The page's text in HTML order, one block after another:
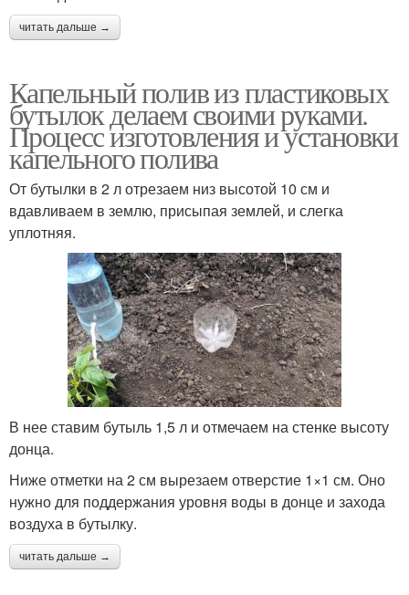
читать дальше →
Капельный полив из пластиковых
бутылок делаем своими руками.
Процесс изготовления и установки
капельного полива
От бутылки в 2 л отрезаем низ высотой 10 см и
вдавливаем в землю, присыпая землей, и слегка
уплотняя.
В нее ставим бутыль 1,5 л и отмечаем на стенке высоту
донца.
Ниже отметки на 2 см вырезаем отверстие 1×1 см. Оно
нужно для поддержания уровня воды в донце и захода
воздуха в бутылку.
читать дальше →